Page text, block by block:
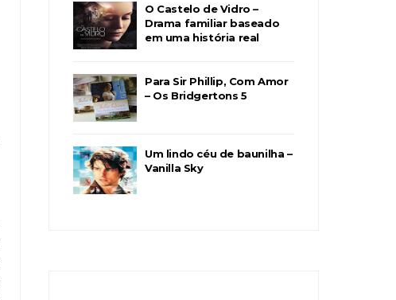
O Castelo de Vidro –
Drama familiar baseado
em uma história real
Para Sir Phillip, Com Amor
– Os Bridgertons 5
Um lindo céu de baunilha –
Vanilla Sky